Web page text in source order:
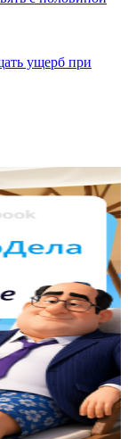
ущерб при